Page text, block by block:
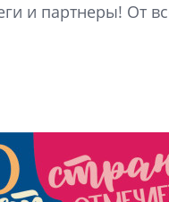
и партнеры! От